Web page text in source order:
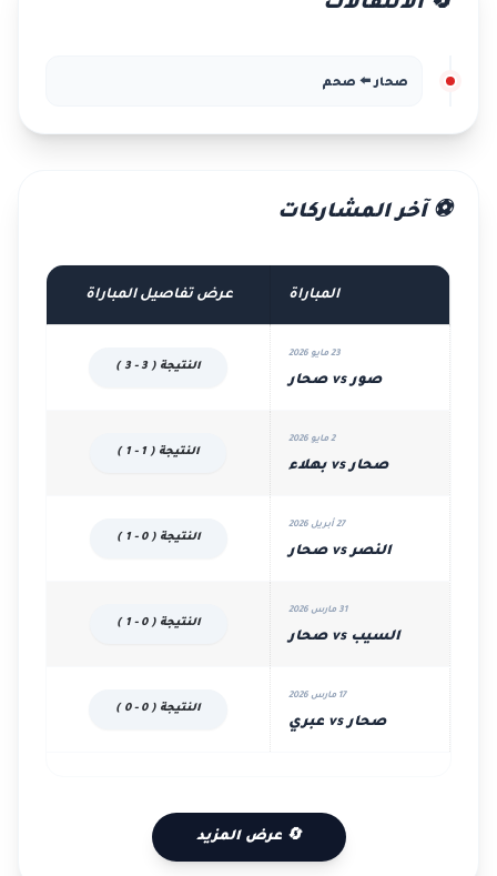
صحار ⬅️ صحم
⚽ آخر المشاركات
المباراة عرض تفاصيل المباراة
23 مايو 2026
صور vs صحار
النتيجة ( 3 - 3 )
2 مايو 2026
صحار vs بهلاء
النتيجة ( 1 - 1 )
27 أبريل 2026
النصر vs صحار
النتيجة ( 0 - 1 )
31 مارس 2026
السيب vs صحار
النتيجة ( 0 - 1 )
17 مارس 2026
صحار vs عبري
النتيجة ( 0 - 0 )
🔄 عرض المزيد